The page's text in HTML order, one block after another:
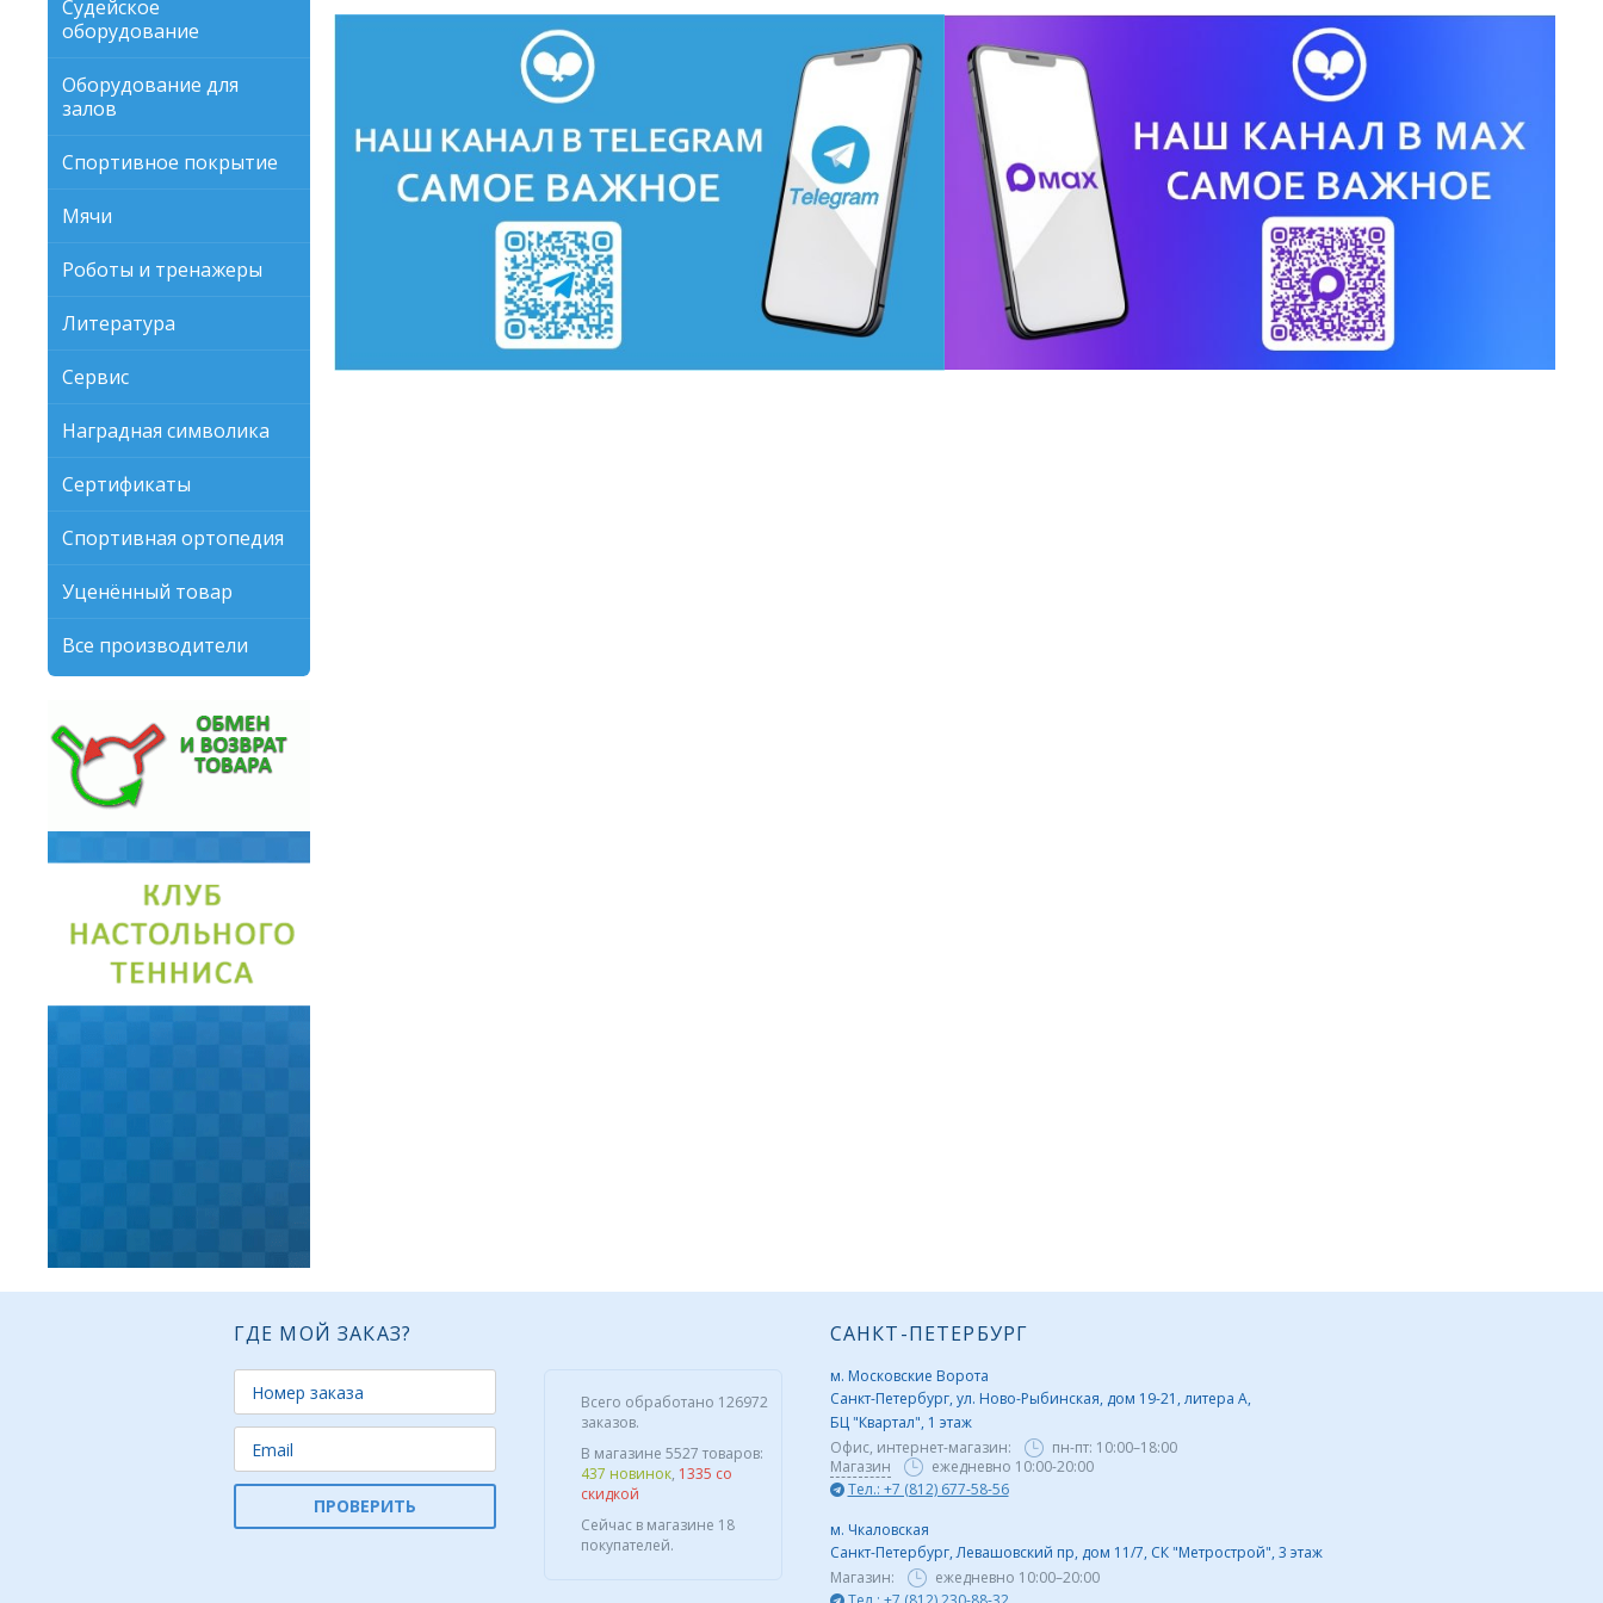
Судейское
оборудование
Оборудование для
залов
Спортивное покрытие
Мячи
Роботы и тренажеры
Литература
Сервис
Наградная символика
Сертификаты
Спортивная ортопедия
Уценённый товар
Все производители
ГДЕ МОЙ ЗАКАЗ?
ПРОВЕРИТЬ
Всего обработано 126972
заказов.
В магазине 5527 товаров:
437 новинок, 1335 со
скидкой
Сейчас в магазине 18
покупателей.
САНКТ-ПЕТЕРБУРГ
м. Московские Ворота
Санкт-Петербург, ул. Ново-Рыбинская, дом 19-21, литера А,
БЦ "Квартал", 1 этаж
Офис, интернет-магазин:
пн-пт: 10:00–18:00
Магазин
ежедневно 10:00-20:00
Тел.: +7 (812) 677-58-56
м. Чкаловская
Санкт-Петербург, Левашовский пр, дом 11/7, СК "Метрострой", 3 этаж
Магазин:
ежедневно 10:00–20:00